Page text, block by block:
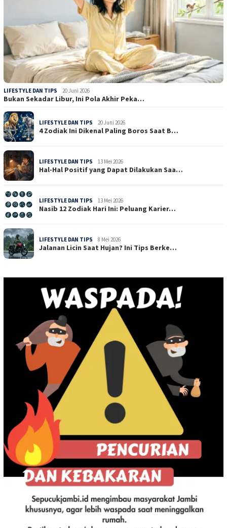
LIFESTYLE DAN TIPS 20 Juni 2026
Bukan Sekadar Libur, Ini Pola Akhir Peka…
LIFESTYLE DAN TIPS 20 Juni 2026
4 Zodiak Ini Dikenal Paling Boros Saat B…
LIFESTYLE DAN TIPS 13 Mei 2026
Hal-Hal Positif yang Dapat Dilakukan Saa…
LIFESTYLE DAN TIPS 13 Mei 2026
Nasib 12 Zodiak Hari Ini: Peluang Karier…
LIFESTYLE DAN TIPS 8 Mei 2026
Jalanan Licin Saat Hujan? Ini Tips Berke…